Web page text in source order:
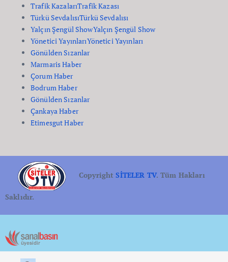
Trafik KazalarıTrafik Kazası
Türkü SevdalısıTürkü Sevdalısı
Yalçın Şengül ShowYalçın Şengül Show
Yönetici YayınlarıYönetici Yayınları
Gönülden Sızanlar
Marmaris Haber
Çorum Haber
Bodrum Haber
Gönülden Sızanlar
Çankaya Haber
Etimesgut Haber
CopyrightSİTELER TV. Tüm Hakları
Saklıdır.